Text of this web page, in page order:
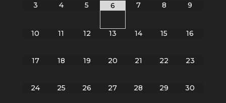
3 4 5 6 7 8 9
10 11 12 13 14 15 16
17 18 19 20 21 22 23
24 25 26 27 28 29 30